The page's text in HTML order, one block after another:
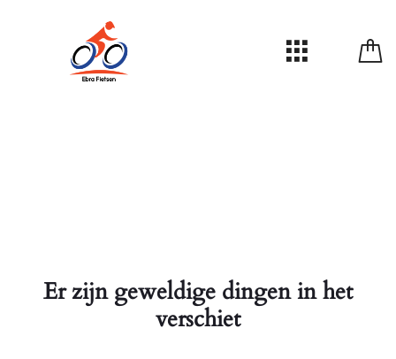
Er zijn geweldige dingen in het
verschiet